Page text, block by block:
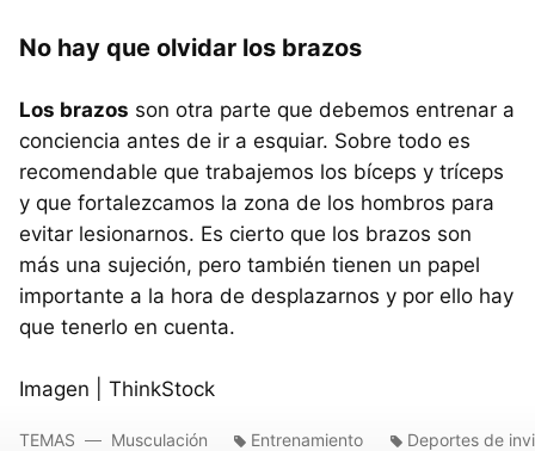
No hay que olvidar los brazos
Los brazos son otra parte que debemos entrenar a
conciencia antes de ir a esquiar. Sobre todo es
recomendable que trabajemos los bíceps y tríceps
y que fortalezcamos la zona de los hombros para
evitar lesionarnos. Es cierto que los brazos son
más una sujeción, pero también tienen un papel
importante a la hora de desplazarnos y por ello hay
que tenerlo en cuenta.
Imagen | ThinkStock
TEMAS Musculación Entrenamiento Deportes de